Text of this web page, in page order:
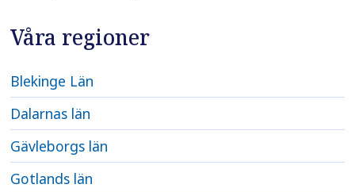
Våra regioner
Blekinge Län
Dalarnas län
Gävleborgs län
Gotlands län